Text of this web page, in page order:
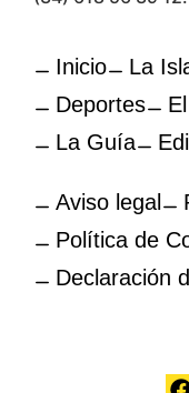
Inicio La
Deportes
La Guía
Aviso legal
Política de
Declaración